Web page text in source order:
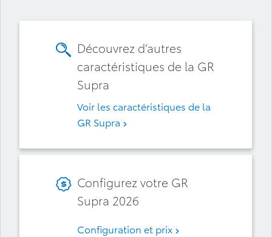
Découvrez d’autres
caractéristiques de la GR
Supra
Voir les caractéristiques de la
GR Supra
Configurez votre GR
Supra 2026
Configuration et prix